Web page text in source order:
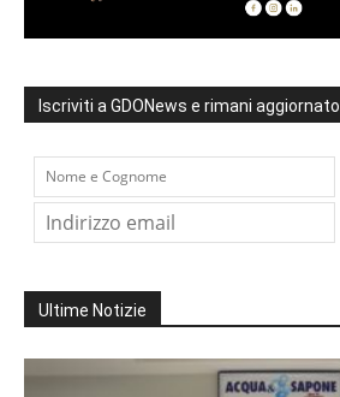
Iscriviti a GDONews e rimani aggiornato
Ultime Notizie